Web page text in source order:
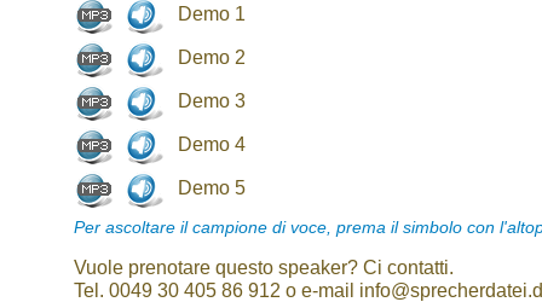
Demo 1
Demo 2
Demo 3
Demo 4
Demo 5
Per ascoltare il campione di voce, prema il simbolo con
Vuole prenotare questo speaker? Ci contatti.
Tel. 0049 30 405 86 912 o e-mail